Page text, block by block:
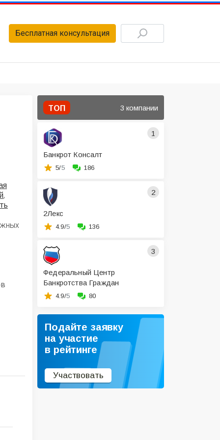
Бесплатная консультация
,
ТОП 3 компании
1
Банкрот Консалт
5/5 186
2
2Лекс
4.9/5 136
3
Федеральный Центр
Банкротства Граждан
4.9/5 80
Подайте заявку
на участие
в рейтинге
Участвовать